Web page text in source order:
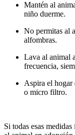
Mantén al
niño duerme.
No permitas al
alfombras.
Lava al animal
frecuencia,
Aspira el hogar
o micro filtro.
Si todas esas